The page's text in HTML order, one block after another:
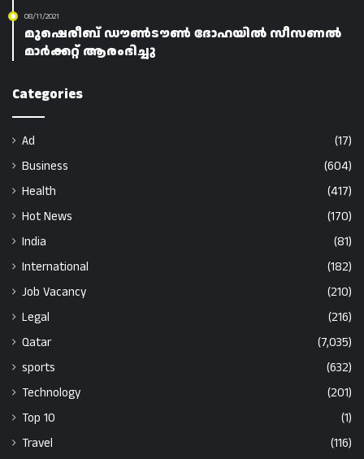
08/11/2021
മുഷെരീബ് ഡൗൺടൗൺ ദോഹയിൽ സീസണൽ
മാർക്കറ്റ് ആരംഭിച്ചു
Categories
Ad
(17)
Business
(604)
Health
(417)
Hot News
(170)
India
(81)
International
(182)
Job Vacancy
(210)
Legal
(216)
Qatar
(7,035)
sports
(632)
Technology
(201)
Top 10
(1)
Travel
(116)